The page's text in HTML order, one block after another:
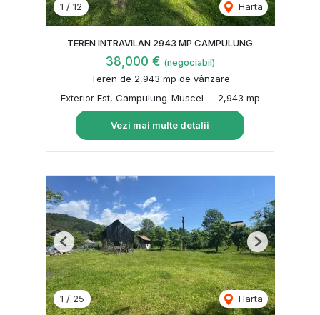
1 / 12 Harta
TEREN INTRAVILAN 2943 MP CAMPULUNG
38,000 € (negociabil)
Teren de 2,943 mp de vânzare
Exterior Est, Campulung-Muscel
2,943 mp
Vezi mai multe detalii
1 / 25 Harta
Previous Next